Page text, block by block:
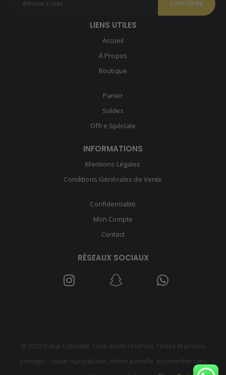
LIENS UTILES
Accueil
À Propos
Boutique
Panier
Soldes
Offre Spéciale
INFORMATIONS
Mentions Légales
Conditions Générales de Vente
Confidentialité
Mon Compte
Contact
RÉSEAUX SOCIAUX
© 2025 Dubaï Cosmetix. Tous droits réservés. Textes et photos
protégés – toute reproduction, même partielle, est interdite sans